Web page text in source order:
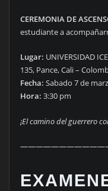
CEREMONIA DE
estudiante a
Lugar: UNIVERSIDAD
135, Pance, Cali –
Fecha: Sabado 7 de
Hora: 3:30 pm
¡El camino del guerrero